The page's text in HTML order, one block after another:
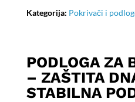
Kategorija: Pokrivači i
PODLOGA ZA
– ZAŠTITA
STABILNA